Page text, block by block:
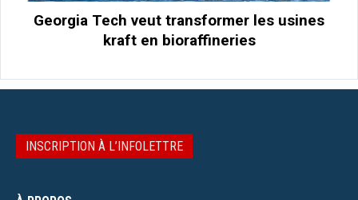
Georgia Tech veut transformer les usines
kraft en bioraffineries
INSCRIPTION À L’INFOLETTRE